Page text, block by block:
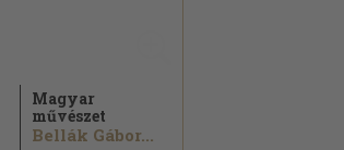
Magyar
művészet
Bellák Gábor...